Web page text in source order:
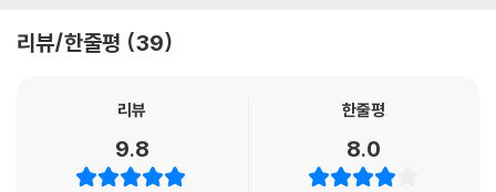
태어났지만 죽지는 못해 그저 하루하루 살고 있는 ‘살아지는 삶’. 나의 전부
--- p.84, 「사는 것과 살아지는 것」 중에서
에게 집은 벗어나고픈 공간이었고 그래서 자신만의 방을 가지는 것을 꿈꾸
저 울고 싶을 땐 벽을 보고 숨죽이지 않아도 되는, 친구와 편히 통화를 할
로와 충전을 위해 집을 찾을 때, 저자는 집에서 더 소모되지 않기 위해 늦은
시간까지 밖을 서성였다. ‘집’을 가장 애정하고, 스스로 ‘집순이 끝판왕’이
리뷰/한줄평 39
리뷰
9.8
한줄평
8.0